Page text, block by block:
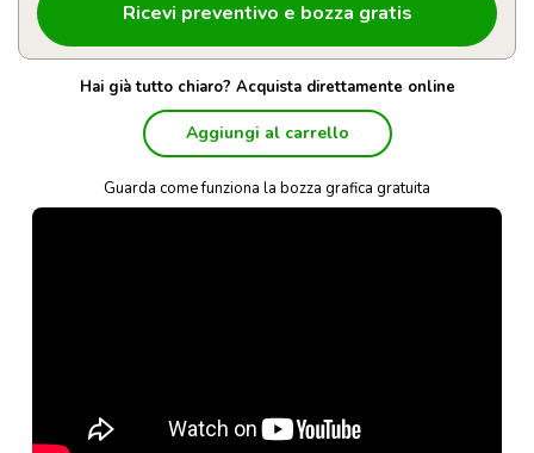
Hai già tutto chiaro? Acquista direttamente online
Aggiungi al carrello
Guarda come funziona la bozza grafica gratuita